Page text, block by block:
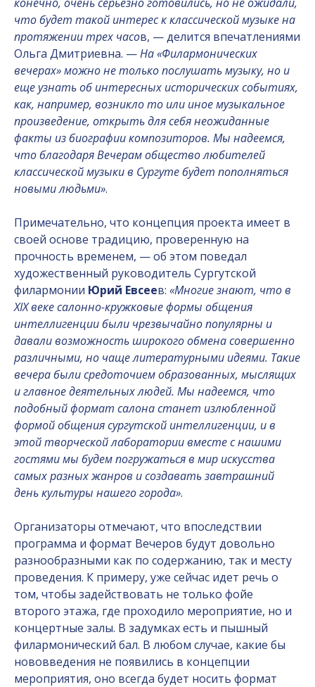
что будет такой интерес к классической музыке на
протяжении трех часов, — делится впечатлениями
Ольга Дмитриевна. —На «Филармонических
вечерах» можно не только послушать музыку, но и
еще узнать об интересных исторических событиях,
как, например, возникло то или иное музыкальное
произведение, открыть для себя неожиданные
факты из биографии композиторов. Мы надеемся,
что благодаря Вечерам общество любителей
классической музыки в Сургуте будет пополняться
новыми людьми».
Примечательно, что концепция проекта имеет в
своей основе традицию, проверенную на
прочность временем, — об этом поведал
художественный руководитель Сургутской
филармонии Юрий Евсеев: «Многие знают, что в
XIX веке салонно-кружковые формы общения
интеллигенции были чрезвычайно популярны и
давали возможность широкого обмена совершенно
различными, но чаще литературными идеями. Такие
вечера были средоточием образованных, мыслящих
и главное деятельных людей. Мы надеемся, что
подобный формат салона станет излюбленной
формой общения сургутской интеллигенции, и в
этой творческой лаборатории вместе с нашими
гостями мы будем погружаться в мир искусства
самых разных жанров и создавать завтрашний
день культуры нашего города».
Организаторы отмечают, что впоследствии
программа и формат Вечеров будут довольно
разнообразными как по содержанию, так и месту
проведения. К примеру, уже сейчас идет речь о
том, чтобы задействовать не только фойе
второго этажа, где проходило мероприятие, но и
концертные залы. В задумках есть и пышный
филармонический бал. В любом случае, какие бы
нововведения не появились в концепции
мероприятия, оно всегда будет носить формат